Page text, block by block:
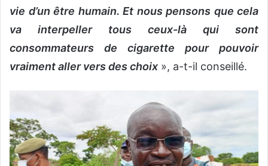
vie d’un être humain. Et nous pensons que cela
va interpeller tous ceux-là qui sont
consommateurs de cigarette pour pouvoir
vraiment aller vers des choix », a-t-il conseillé.